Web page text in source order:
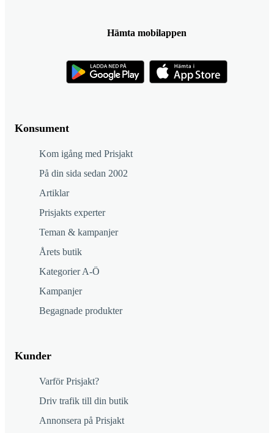
Konsument
Kom igång med Prisjakt
På din sida sedan 2002
Artiklar
Prisjakts experter
Teman & kampanjer
Årets butik
Kategorier A-Ö
Kampanjer
Begagnade produkter
Kunder
Varför Prisjakt?
Driv trafik till din butik
Annonsera på Prisjakt
Hämta mobilappen